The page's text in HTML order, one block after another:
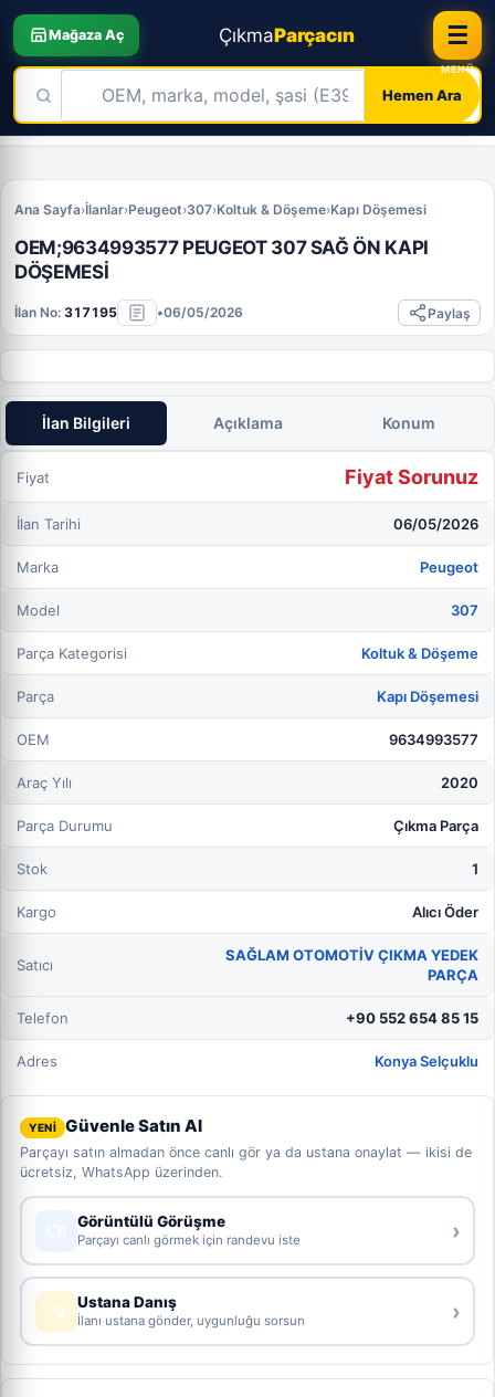
Mağaza Aç ÇıkmaParçacın
Hemen Ara
☰
Skip
to
content
Ana Sayfa›İlanlar›Peugeot›307›Koltuk & Döşeme›Kapı Döşemesi
OEM;9634993577 PEUGEOT 307 SAĞ ÖN KAPI
DÖŞEMESİ
İlan No: 317195 •06/05/2026 Paylaş
İlan Bilgileri Açıklama Konum
Fiyat Fiyat Sorunuz
İlan Tarihi 06/05/2026
Marka Peugeot
Model 307
Parça Kategorisi Koltuk & Döşeme
Parça Kapı Döşemesi
OEM 9634993577
Araç Yılı 2020
Parça Durumu Çıkma Parça
Stok 1
Kargo Alıcı Öder
Satıcı
SAĞLAM OTOMOTİV ÇIKMA YEDEK
PARÇA
Telefon +90 552 654 85 15
Adres Konya Selçuklu
YENİ Güvenle Satın Al
Parçayı satın almadan önce canlı gör ya da ustana onaylat — ikisi de
ücretsiz, WhatsApp üzerinden.
Görüntülü Görüşme
Parçayı canlı görmek için randevu iste ›
Ustana Danış
İlanı ustana gönder, uygunluğu sorsun ›